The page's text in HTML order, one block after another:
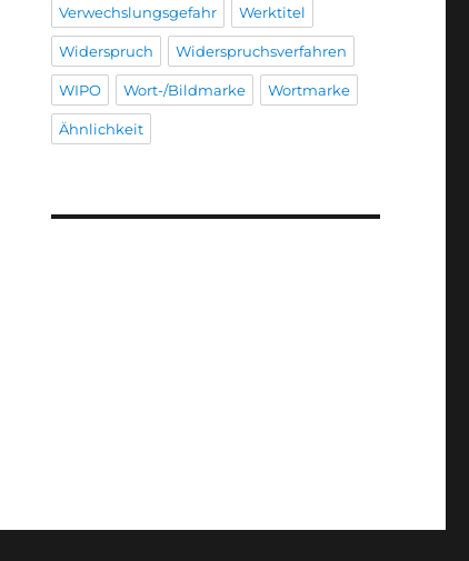
Verwechslungsgefahr Werktitel
Widerspruch Widerspruchsverfahren
WIPO Wort-/Bildmarke Wortmarke
Ähnlichkeit